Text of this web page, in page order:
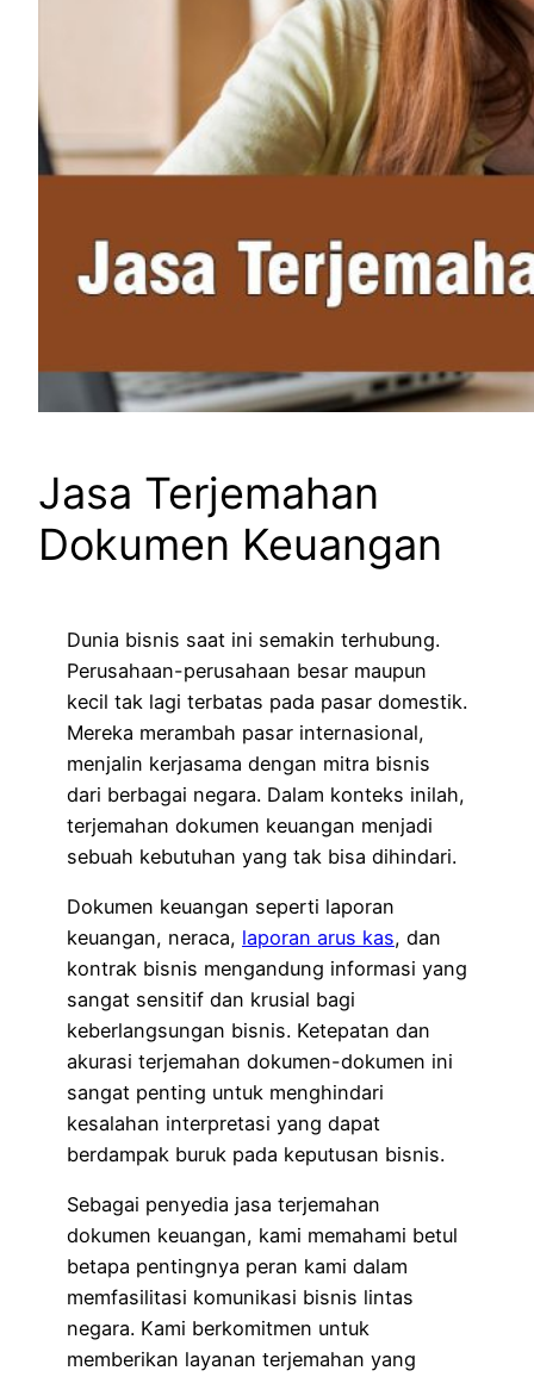
Jasa Terjemahan
Dokumen Keuangan
Dunia bisnis saat ini semakin terhubung.
Perusahaan-perusahaan besar maupun
kecil tak lagi terbatas pada pasar domestik.
Mereka merambah pasar internasional,
menjalin kerjasama dengan mitra bisnis
dari berbagai negara. Dalam konteks inilah,
terjemahan dokumen keuangan menjadi
sebuah kebutuhan yang tak bisa dihindari.
Dokumen keuangan seperti laporan
keuangan, neraca, laporan arus kas, dan
kontrak bisnis mengandung informasi yang
sangat sensitif dan krusial bagi
keberlangsungan bisnis. Ketepatan dan
akurasi terjemahan dokumen-dokumen ini
sangat penting untuk menghindari
kesalahan interpretasi yang dapat
berdampak buruk pada keputusan bisnis.
Sebagai penyedia jasa terjemahan
dokumen keuangan, kami memahami betul
betapa pentingnya peran kami dalam
memfasilitasi komunikasi bisnis lintas
negara. Kami berkomitmen untuk
memberikan layanan terjemahan yang